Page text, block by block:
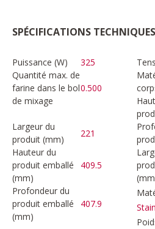
SPÉCIFICATIONS TECHNIQUES
Puissance (W) 325
Quantité max. de
farine dans le bol
de mixage
0.500
Largeur du
produit (mm)
221
Hauteur du
produit emballé
(mm)
409.5
Profondeur du
produit emballé
(mm)
407.9